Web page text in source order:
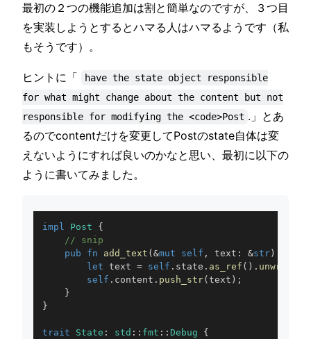
最初の２つの機能追加は割と簡単なのですが、３つ目
を実装しようとするとハマる人はハマるようです（私
もそうです）。
ヒントに「
have the state object responsible
for what might change about the content but not
responsible for modifying the <code>Post .」とあ
るのでcontentだけを変更してPostのstate自体は変
えないようにすれば良いのかなと思い、最初に以下の
ように書いてみました。
impl Post
{
// snip
pub
fn add_text (&mut self , text : &str)
let text = self . state . as_ref ( ) . unwrap
self . content . push_str(text ) ;
}
}
trait State : std :: fmt :: Debug
{